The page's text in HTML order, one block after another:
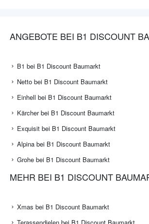
ANGEBOTE BEI B1 DISCOUNT
B1 bei B1 Discount Baumarkt
Netto bei B1 Discount Baumarkt
Einhell bei B1 Discount Baumarkt
Kärcher bei B1 Discount Baumarkt
Exquisit bei B1 Discount Baumarkt
Alpina bei B1 Discount Baumarkt
Grohe bei B1 Discount Baumarkt
MEHR BEI B1 DISCOUNT
Xmas bei B1 Discount Baumarkt